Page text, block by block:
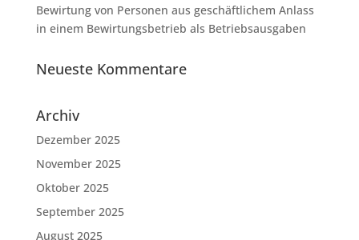
Bewirtung von Personen aus geschäftlichem Anlass
in einem Bewirtungsbetrieb als Betriebsausgaben
Neueste Kommentare
Archiv
Dezember 2025
November 2025
Oktober 2025
September 2025
August 2025